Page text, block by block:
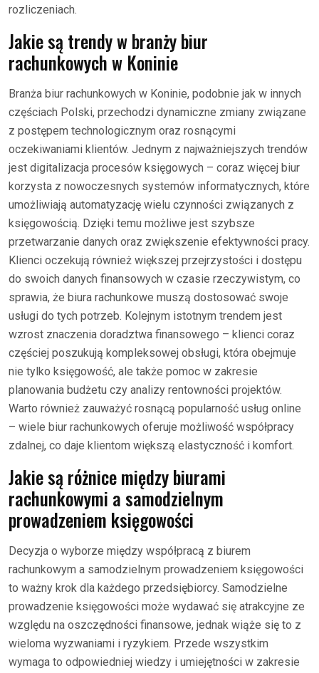
rozliczeniach.
Jakie są trendy w branży biur
rachunkowych w Koninie
Branża biur rachunkowych w Koninie, podobnie jak w innych
częściach Polski, przechodzi dynamiczne zmiany związane
z postępem technologicznym oraz rosnącymi
oczekiwaniami klientów. Jednym z najważniejszych trendów
jest digitalizacja procesów księgowych – coraz więcej biur
korzysta z nowoczesnych systemów informatycznych, które
umożliwiają automatyzację wielu czynności związanych z
księgowością. Dzięki temu możliwe jest szybsze
przetwarzanie danych oraz zwiększenie efektywności pracy.
Klienci oczekują również większej przejrzystości i dostępu
do swoich danych finansowych w czasie rzeczywistym, co
sprawia, że biura rachunkowe muszą dostosować swoje
usługi do tych potrzeb. Kolejnym istotnym trendem jest
wzrost znaczenia doradztwa finansowego – klienci coraz
częściej poszukują kompleksowej obsługi, która obejmuje
nie tylko księgowość, ale także pomoc w zakresie
planowania budżetu czy analizy rentowności projektów.
Warto również zauważyć rosnącą popularność usług online
– wiele biur rachunkowych oferuje możliwość współpracy
zdalnej, co daje klientom większą elastyczność i komfort.
Jakie są różnice między biurami
rachunkowymi a samodzielnym
prowadzeniem księgowości
Decyzja o wyborze między współpracą z biurem
rachunkowym a samodzielnym prowadzeniem księgowości
to ważny krok dla każdego przedsiębiorcy. Samodzielne
prowadzenie księgowości może wydawać się atrakcyjne ze
względu na oszczędności finansowe, jednak wiąże się to z
wieloma wyzwaniami i ryzykiem. Przede wszystkim
wymaga to odpowiedniej wiedzy i umiejętności w zakresie